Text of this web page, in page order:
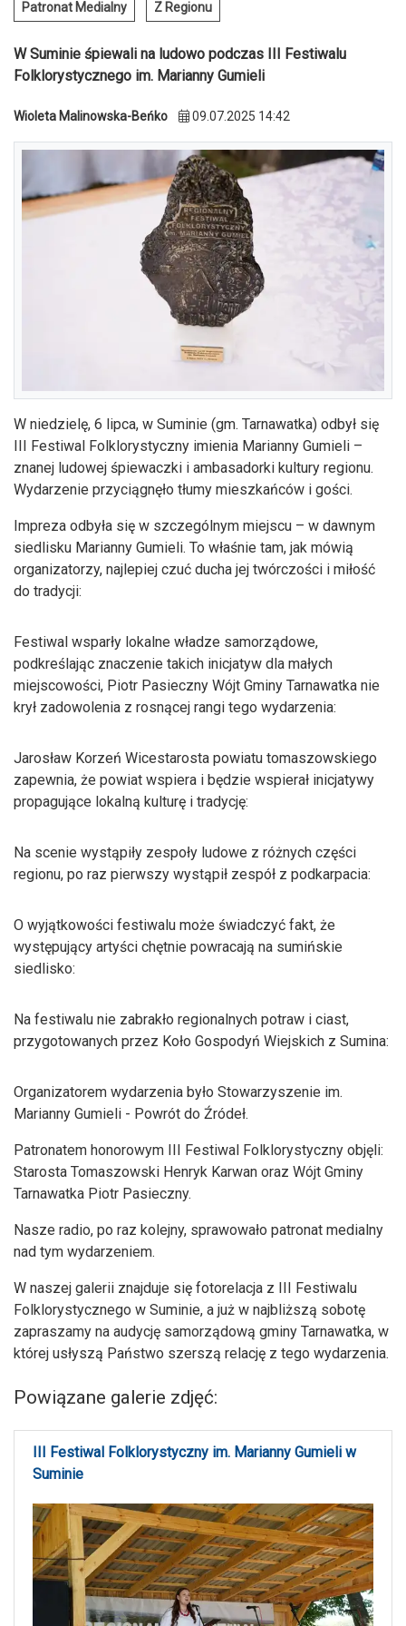
Patronat Medialny Z Regionu
W Suminie śpiewali na ludowo podczas III Festiwalu
Folklorystycznego im. Marianny Gumieli
Wioleta Malinowska-Beńko 09.07.2025 14:42
W niedzielę, 6 lipca, w Suminie (gm. Tarnawatka) odbył się
III Festiwal Folklorystyczny imienia Marianny Gumieli –
znanej ludowej śpiewaczki i ambasadorki kultury regionu.
Wydarzenie przyciągnęło tłumy mieszkańców i gości.
Impreza odbyła się w szczególnym miejscu – w dawnym
siedlisku Marianny Gumieli. To właśnie tam, jak mówią
organizatorzy, najlepiej czuć ducha jej twórczości i miłość
do tradycji:
Festiwal wsparły lokalne władze samorządowe,
podkreślając znaczenie takich inicjatyw dla małych
miejscowości, Piotr Pasieczny Wójt Gminy Tarnawatka nie
krył zadowolenia z rosnącej rangi tego wydarzenia:
Jarosław Korzeń Wicestarosta powiatu tomaszowskiego
zapewnia, że powiat wspiera i będzie wspierał inicjatywy
propagujące lokalną kulturę i tradycję:
Na scenie wystąpiły zespoły ludowe z różnych części
regionu, po raz pierwszy wystąpił zespół z podkarpacia:
O wyjątkowości festiwalu może świadczyć fakt, że
występujący artyści chętnie powracają na sumińskie
siedlisko:
Na festiwalu nie zabrakło regionalnych potraw i ciast,
przygotowanych przez Koło Gospodyń Wiejskich z Sumina:
Organizatorem wydarzenia było Stowarzyszenie im.
Marianny Gumieli - Powrót do Źródeł.
Patronatem honorowym III Festiwal Folklorystyczny objęli:
Starosta Tomaszowski Henryk Karwan oraz Wójt Gminy
Tarnawatka Piotr Pasieczny.
Nasze radio, po raz kolejny, sprawowało patronat medialny
nad tym wydarzeniem.
W naszej galerii znajduje się fotorelacja z III Festiwalu
Folklorystycznego w Suminie, a już w najbliższą sobotę
zapraszamy na audycję samorządową gminy Tarnawatka, w
której usłyszą Państwo szerszą relację z tego wydarzenia.
Powiązane galerie zdjęć:
III Festiwal Folklorystyczny im. Marianny Gumieli w
Suminie